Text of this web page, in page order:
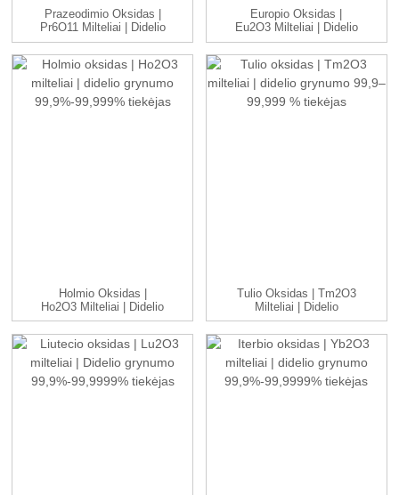
Prazeodimio Oksidas |
Pr6O11 Milteliai | Didelio
Grynumo...
Europio Oksidas |
Eu2O3 Milteliai | Didelio
Grynumo 99....
Holmio Oksidas |
Ho2O3 Milteliai | Didelio
Grynumo 99,9...
Tulio Oksidas | Tm2O3
Milteliai | Didelio
Grynumo 99,9-9...